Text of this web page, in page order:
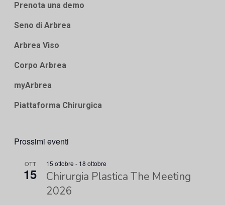
Prenota una demo
Seno di Arbrea
Arbrea Viso
Corpo Arbrea
myArbrea
Piattaforma Chirurgica
Prossimi eventi
OTT
15
15 ottobre - 18 ottobre
Chirurgia Plastica The Meeting
2026